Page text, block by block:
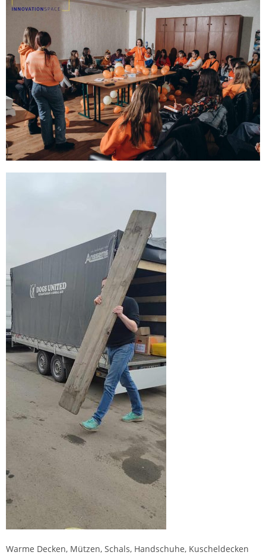
Warme Decken, Mützen, Schals, Handschuhe, Kuscheldecken